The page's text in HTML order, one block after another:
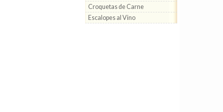
Croquetas de Carne
Escalopes al Vino